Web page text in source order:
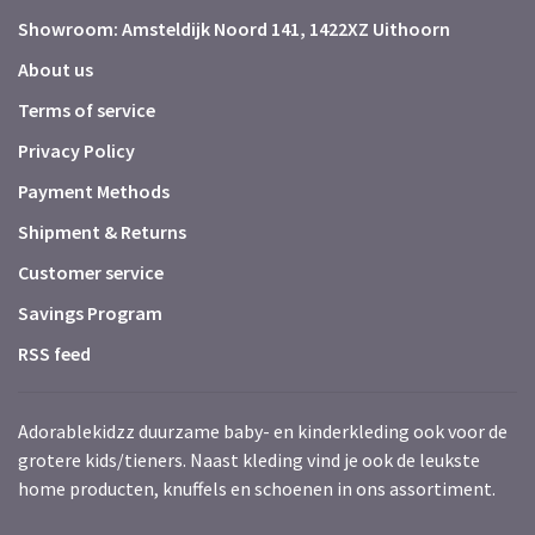
Showroom: Amsteldijk Noord 141, 1422XZ Uithoorn
About us
Terms of service
Privacy Policy
Payment Methods
Shipment & Returns
Customer service
Savings Program
RSS feed
Adorablekidzz duurzame baby- en kinderkleding ook voor de
grotere kids/tieners. Naast kleding vind je ook de leukste
home producten, knuffels en schoenen in ons assortiment.